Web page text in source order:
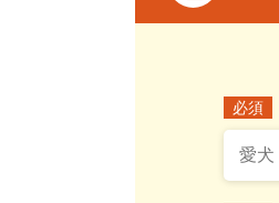
必須